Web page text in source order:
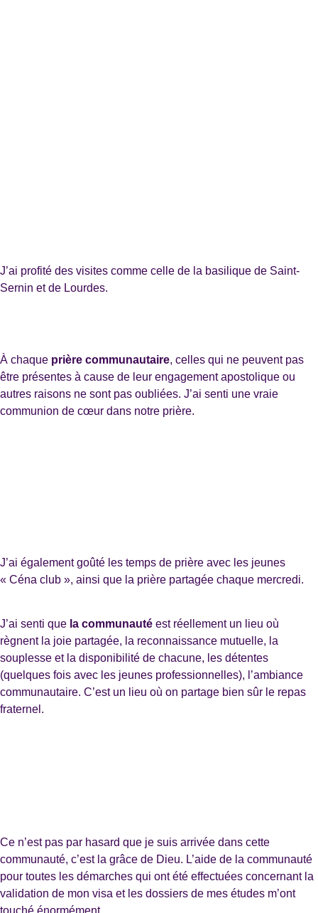
J’ai profité des visites comme celle de la basilique de Saint-
Sernin et de Lourdes.
À chaque prière communautaire, celles qui ne peuvent pas
être présentes à cause de leur engagement apostolique ou
autres raisons ne sont pas oubliées. J’ai senti une vraie
communion de cœur dans notre prière.
J’ai également goûté les temps de prière avec les jeunes
« Céna club », ainsi que la prière partagée chaque mercredi.
J’ai senti que la communauté est réellement un lieu où
règnent la joie partagée, la reconnaissance mutuelle, la
souplesse et la disponibilité de chacune, les détentes
(quelques fois avec les jeunes professionnelles), l’ambiance
communautaire. C’est un lieu où on partage bien sûr le repas
fraternel.
Ce n’est pas par hasard que je suis arrivée dans cette
communauté, c’est la grâce de Dieu. L’aide de la communauté
pour toutes les démarches qui ont été effectuées concernant la
validation de mon visa et les dossiers de mes études m’ont